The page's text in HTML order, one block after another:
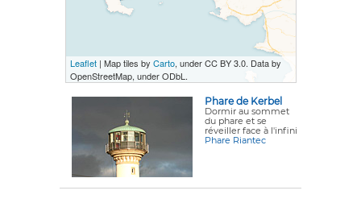
Leaflet| Map tiles by Carto, under CC BY 3.0. Data by
OpenStreetMap, under ODbL.
Phare de Kerbel
Dormir au sommet
du phare et se
réveiller face à l'infini
Phare Riantec